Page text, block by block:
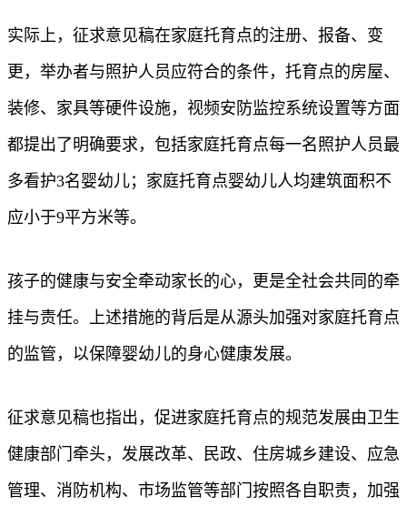
实际上，征求意见稿在家庭托育点的注册、报备、变
更，举办者与照护人员应符合的条件，托育点的房屋、
装修、家具等硬件设施，视频安防监控系统设置等方面
都提出了明确要求，包括家庭托育点每一名照护人员最
多看护3名婴幼儿；家庭托育点婴幼儿人均建筑面积不
应小于9平方米等。
孩子的健康与安全牵动家长的心，更是全社会共同的牵
挂与责任。上述措施的背后是从源头加强对家庭托育点
的监管，以保障婴幼儿的身心健康发展。
征求意见稿也指出，促进家庭托育点的规范发展由卫生
健康部门牵头，发展改革、民政、住房城乡建设、应急
管理、消防机构、市场监管等部门按照各自职责，加强